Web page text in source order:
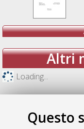
Questo
Altri
Loading...